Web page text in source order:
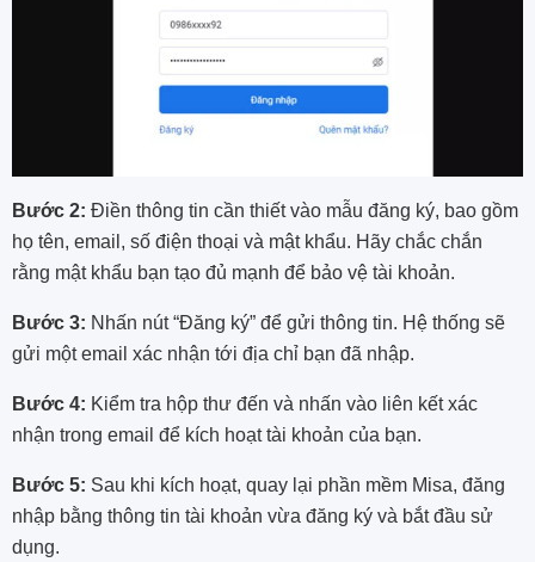
Bước 2: Điền thông tin cần thiết vào mẫu đăng ký, bao gồm
họ tên, email, số điện thoại và mật khẩu. Hãy chắc chắn
rằng mật khẩu bạn tạo đủ mạnh để bảo vệ tài khoản.
Bước 3: Nhấn nút “Đăng ký” để gửi thông tin. Hệ thống sẽ
gửi một email xác nhận tới địa chỉ bạn đã nhập.
Bước 4: Kiểm tra hộp thư đến và nhấn vào liên kết xác
nhận trong email để kích hoạt tài khoản của bạn.
Bước 5: Sau khi kích hoạt, quay lại phần mềm Misa, đăng
nhập bằng thông tin tài khoản vừa đăng ký và bắt đầu sử
dụng.